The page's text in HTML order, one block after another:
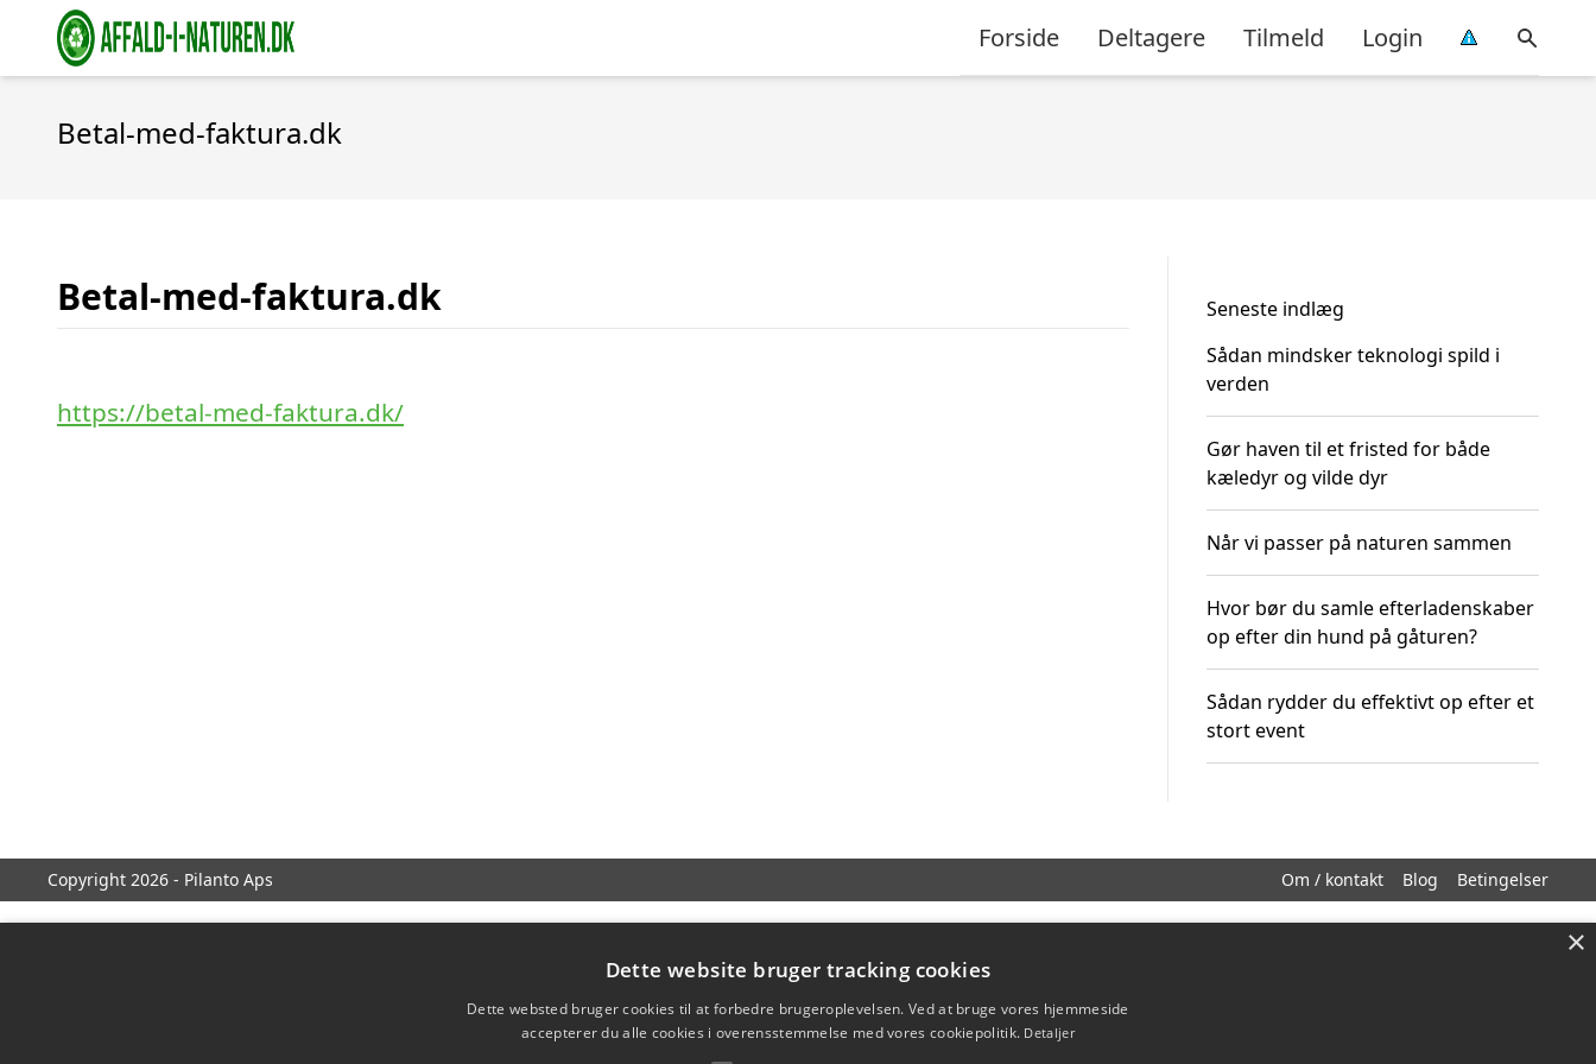
Forside Deltagere Tilmeld Login
Betal-med-faktura.dk
Betal-med-faktura.dk
https://betal-med-faktura.dk/
Seneste indlæg
Sådan mindsker teknologi spild i
verden
Gør haven til et fristed for både
kæledyr og vilde dyr
Når vi passer på naturen sammen
Hvor bør du samle efterladenskaber
op efter din hund på gåturen?
Sådan rydder du effektivt op efter et
stort event
Copyright 2026 - Pilanto Aps Om / kontakt Blog Betingelser
×
Dette website bruger tracking cookies
Dette websted bruger cookies til at forbedre brugeroplevelsen. Ved at bruge vores hjemmeside
accepterer du alle cookies i overensstemmelse med vores cookiepolitik. Detaljer